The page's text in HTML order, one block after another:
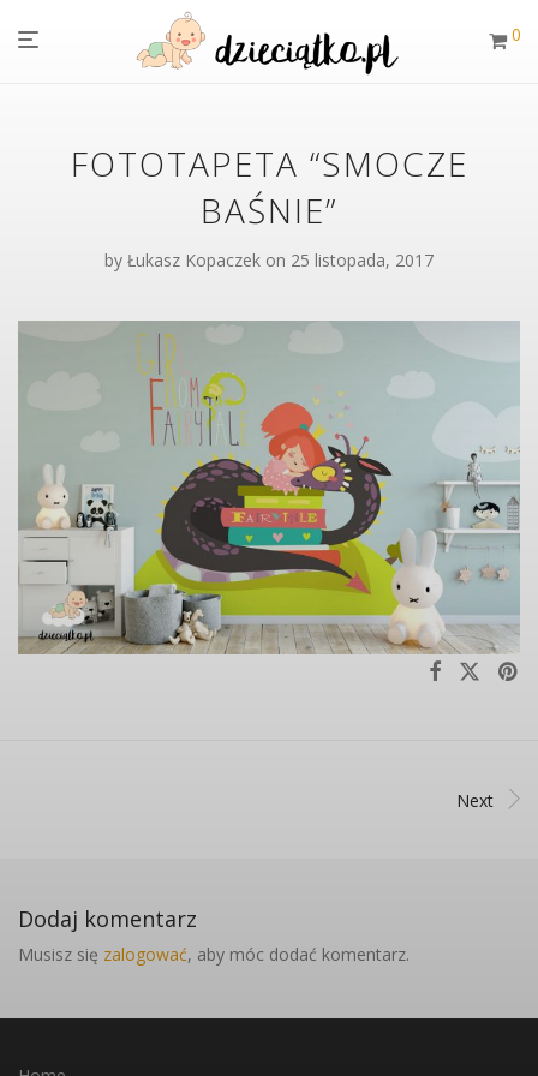
0
FOTOTAPETA “SMOCZE
BAŚNIE”
by Łukasz Kopaczek on 25 listopada, 2017
Next
Dodaj komentarz
Musisz się zalogować, aby móc dodać komentarz.